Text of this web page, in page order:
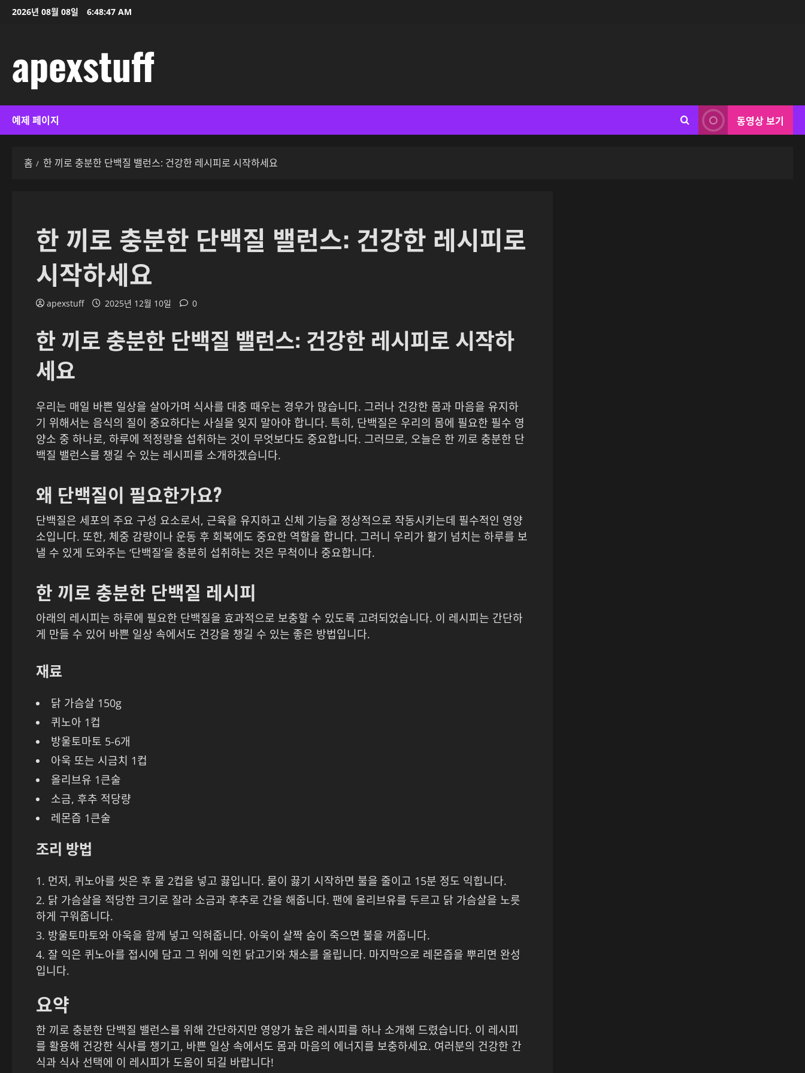
기
2026년 08월 08일 6:48:48 AM
apexstuff
예제 페이지 동영상 보기
홈 한 끼로 충분한 단백질 밸런스: 건강한 레시피로 시작하세요
한 끼로 충분한 단백질 밸런스: 건강한 레시피로
시작하세요
apexstuff 2025년 12월 10일 0
한 끼로 충분한 단백질 밸런스: 건강한 레시피로 시작하
세요
우리는 매일 바쁜 일상을 살아가며 식사를 대충 때우는 경우가 많습니다. 그러나 건강한 몸과 마음을 유지하
기 위해서는 음식의 질이 중요하다는 사실을 잊지 말아야 합니다. 특히, 단백질은 우리의 몸에 필요한 필수 영
양소 중 하나로, 하루에 적정량을 섭취하는 것이 무엇보다도 중요합니다. 그러므로, 오늘은 한 끼로 충분한 단
백질 밸런스를 챙길 수 있는 레시피를 소개하겠습니다.
왜 단백질이 필요한가요?
단백질은 세포의 주요 구성 요소로서, 근육을 유지하고 신체 기능을 정상적으로 작동시키는데 필수적인 영양
소입니다. 또한, 체중 감량이나 운동 후 회복에도 중요한 역할을 합니다. 그러니 우리가 활기 넘치는 하루를 보
낼 수 있게 도와주는 ‘단백질’을 충분히 섭취하는 것은 무척이나 중요합니다.
한 끼로 충분한 단백질 레시피
아래의 레시피는 하루에 필요한 단백질을 효과적으로 보충할 수 있도록 고려되었습니다. 이 레시피는 간단하
게 만들 수 있어 바쁜 일상 속에서도 건강을 챙길 수 있는 좋은 방법입니다.
재료
닭 가슴살 150g
퀴노아 1컵
방울토마토 5-6개
아욱 또는 시금치 1컵
올리브유 1큰술
소금, 후추 적당량
레몬즙 1큰술
조리 방법
먼저, 퀴노아를 씻은 후 물 2컵을 넣고 끓입니다. 물이 끓기 시작하면 불을 줄이고 15분 정도 익힙니다.
닭 가슴살을 적당한 크기로 잘라 소금과 후추로 간을 해줍니다. 팬에 올리브유를 두르고 닭 가슴살을 노릇
하게 구워줍니다.
방울토마토와 아욱을 함께 넣고 익혀줍니다. 아욱이 살짝 숨이 죽으면 불을 꺼줍니다.
잘 익은 퀴노아를 접시에 담고 그 위에 익힌 닭고기와 채소를 올립니다. 마지막으로 레몬즙을 뿌리면 완성
입니다.
요약
한 끼로 충분한 단백질 밸런스를 위해 간단하지만 영양가 높은 레시피를 하나 소개해 드렸습니다. 이 레시피
를 활용해 건강한 식사를 챙기고, 바쁜 일상 속에서도 몸과 마음의 에너지를 보충하세요. 여러분의 건강한 간
식과 식사 선택에 이 레시피가 도움이 되길 바랍니다!